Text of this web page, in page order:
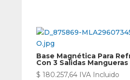
Base Magnética Para
Con 3 Salidas Mangueras
$ 180.257,64 IVA Incluido